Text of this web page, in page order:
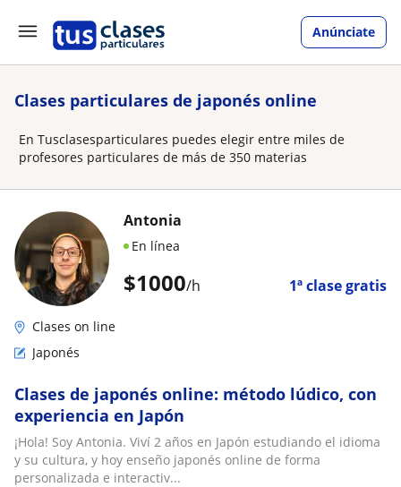
Anúnciate
Clases particulares de japonés online
En Tusclasesparticulares puedes elegir entre miles de
profesores particulares de más de 350 materias
$1000/h 1ª clase gratis
Antonia
En línea
Clases on line
Japonés
Clases de japonés online: método lúdico, con
experiencia en Japón
¡Hola! Soy Antonia. Viví 2 años en Japón estudiando el idioma
y su cultura, y hoy enseño japonés online de forma
personalizada e interactiv...